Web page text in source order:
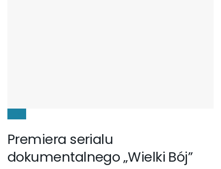
Premiera serialu
dokumentalnego „Wielki Bój”